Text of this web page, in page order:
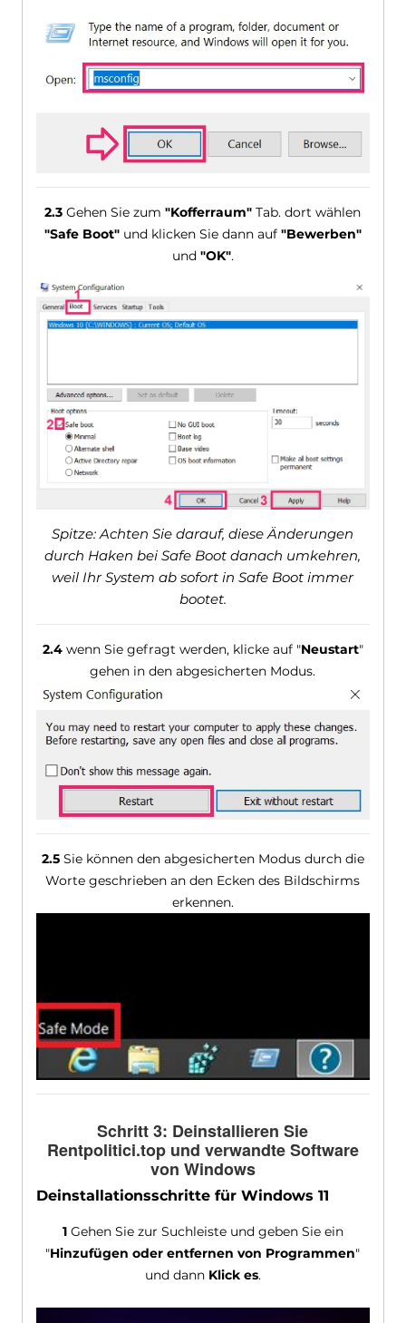
2.3 Gehen Sie zum"Kofferraum" Tab. dort wählen
"Safe Boot"und klicken Sie dann auf "Bewerben"
und "OK".
Spitze: Achten Sie darauf, diese Änderungen
durch Haken bei Safe Boot danach umkehren,
weil Ihr System ab sofort in Safe Boot immer
bootet.
2.4wenn Sie gefragt werden, klicke auf "Neustart"
gehen in den abgesicherten Modus.
2.5Sie können den abgesicherten Modus durch die
Worte geschrieben an den Ecken des Bildschirms
erkennen.
Schritt 3: Deinstallieren Sie
Rentpolitici.top und verwandte Software
von Windows
Deinstallationsschritte für Windows 11
1Gehen Sie zur Suchleiste und geben Sie ein
"Hinzufügen oder entfernen von Programmen"
und dann Klick es.